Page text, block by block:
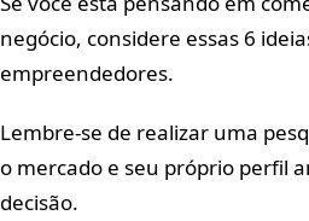
negócio, considere essas 6
empreendedores.
Lembre-se de realizar uma
o mercado e seu próprio perfil
decisão.